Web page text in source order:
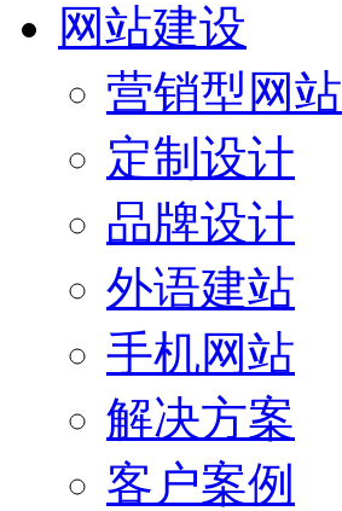
网站建设
营销型网站
定制设计
品牌设计
外语建站
手机网站
解决方案
客户案例